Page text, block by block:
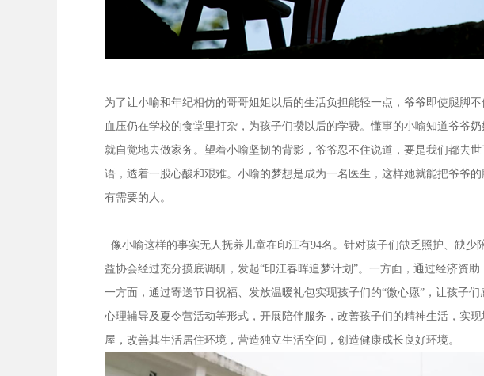
为了让小喻和年纪相仿的哥哥姐姐以后的生活负担能轻一点，爷爷即使腿脚
血压仍在学校的食堂里打杂，为孩子们攒以后的学费。懂事的小喻知道爷爷
就自觉地去做家务。望着小喻坚韧的背影，爷爷忍不住说道，要是我们都去
语，透着一股心酸和艰难。小喻的梦想是成为一名医生，这样她就能把爷爷
有需要的人。
像小喻这样的事实无人抚养儿童在印江有94名。针对孩子们缺乏照护、缺少
益协会经过充分摸底调研，发起“印江春晖追梦计划”。一方面，通过经济资
一方面，通过寄送节日祝福、发放温暖礼包实现孩子们的“微心愿”，让孩子
心理辅导及夏令营活动等形式，开展陪伴服务，改善孩子们的精神生活，实
屋，改善其生活居住环境，营造独立生活空间，创造健康成长良好环境。